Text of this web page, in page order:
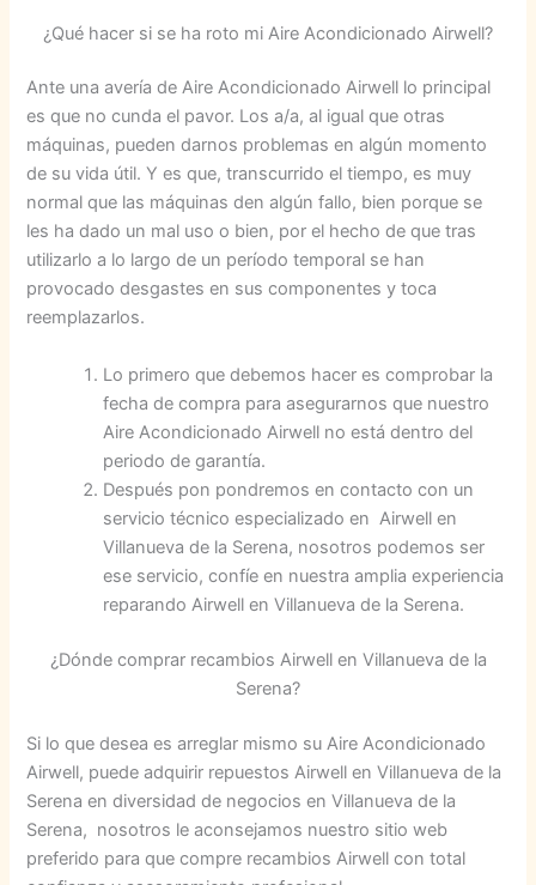
¿Qué hacer si se ha roto mi Aire Acondicionado Airwell?
Ante una avería de Aire Acondicionado Airwell lo principal
es que no cunda el pavor. Los a/a, al igual que otras
máquinas, pueden darnos problemas en algún momento
de su vida útil. Y es que, transcurrido el tiempo, es muy
normal que las máquinas den algún fallo, bien porque se
les ha dado un mal uso o bien, por el hecho de que tras
utilizarlo a lo largo de un período temporal se han
provocado desgastes en sus componentes y toca
reemplazarlos.
Lo primero que debemos hacer es comprobar la
fecha de compra para asegurarnos que nuestro
Aire Acondicionado Airwell no está dentro del
periodo de garantía.
Después pon pondremos en contacto con un
servicio técnico especializado en Airwell en
Villanueva de la Serena, nosotros podemos ser
ese servicio, confíe en nuestra amplia experiencia
reparando Airwell en Villanueva de la Serena.
¿Dónde comprar recambios Airwell en Villanueva de la
Serena?
Si lo que desea es arreglar mismo su Aire Acondicionado
Airwell, puede adquirir repuestos Airwell en Villanueva de la
Serena en diversidad de negocios en Villanueva de la
Serena, nosotros le aconsejamos nuestro sitio web
preferido para que compre recambios Airwell con total